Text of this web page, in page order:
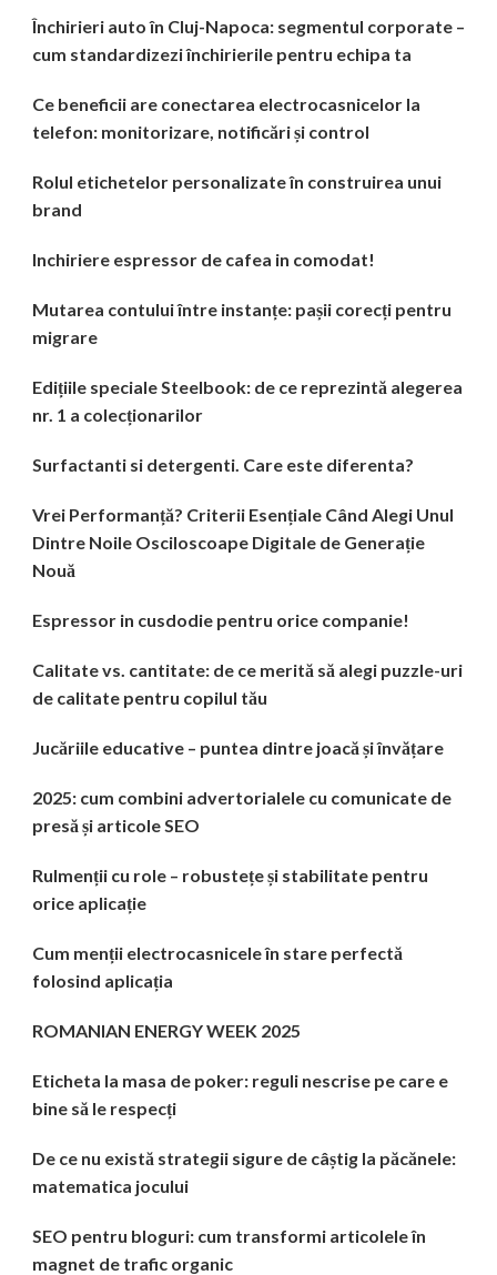
Închirieri auto în Cluj-Napoca: segmentul corporate –
cum standardizezi închirierile pentru echipa ta
Ce beneficii are conectarea electrocasnicelor la
telefon: monitorizare, notificări și control
Rolul etichetelor personalizate în construirea unui
brand
Inchiriere espressor de cafea in comodat!
Mutarea contului între instanțe: pașii corecți pentru
migrare
Edițiile speciale Steelbook: de ce reprezintă alegerea
nr. 1 a colecționarilor
Surfactanti si detergenti. Care este diferenta?
Vrei Performanță? Criterii Esențiale Când Alegi Unul
Dintre Noile Osciloscoape Digitale de Generație
Nouă
Espressor in cusdodie pentru orice companie!
Calitate vs. cantitate: de ce merită să alegi puzzle-uri
de calitate pentru copilul tău
Jucăriile educative – puntea dintre joacă și învățare
2025: cum combini advertorialele cu comunicate de
presă și articole SEO
Rulmenții cu role – robustețe și stabilitate pentru
orice aplicație
Cum menții electrocasnicele în stare perfectă
folosind aplicația
ROMANIAN ENERGY WEEK 2025
Eticheta la masa de poker: reguli nescrise pe care e
bine să le respecți
De ce nu există strategii sigure de câștig la păcănele:
matematica jocului
SEO pentru bloguri: cum transformi articolele în
magnet de trafic organic